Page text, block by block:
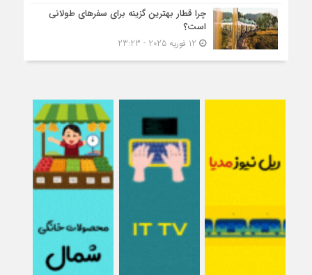
چرا قطار بهترین گزینه برای سفرهای طولانی
است؟